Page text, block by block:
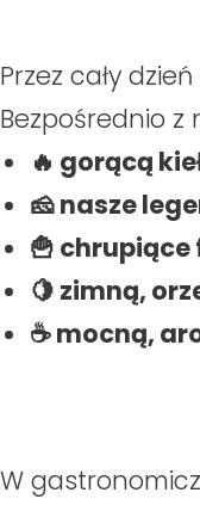
Przez cały
Bezpośrednio z
🔥 gorącą
🧀 nasze
🍟
🍋 zimną,
☕ mocną,
W